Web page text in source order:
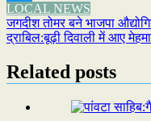
Refind
LOCAL NEWS
Post
navigation
जगदीश तोमर बने भाजपा
द्राबिल:बूढ़ी दिवाली में आए
Related posts